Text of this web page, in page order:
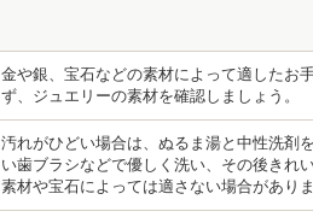
金や銀、宝石などの素材によって適したお
ず、ジュエリーの素材を確認しましょう。
汚れがひどい場合は、ぬるま湯と中性洗剤
い歯ブラシなどで優しく洗い、その後きれ
素材や宝石によっては適さない場合があり